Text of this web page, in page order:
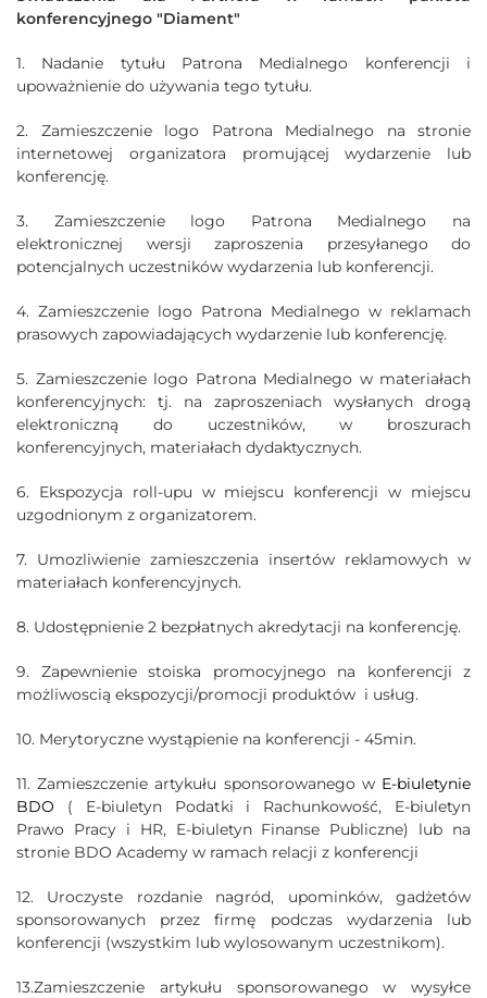
konferencyjnego "Diament"
1. Nadanie tytułu Patrona Medialnego konferencji i
upoważnienie do używania tego tytułu.
2. Zamieszczenie logo Patrona Medialnego na stronie
internetowej organizatora promującej wydarzenie lub
konferencję.
3. Zamieszczenie logo Patrona Medialnego na
elektronicznej wersji zaproszenia przesyłanego do
potencjalnych uczestników wydarzenia lub konferencji.
4. Zamieszczenie logo Patrona Medialnego w reklamach
prasowych zapowiadających wydarzenie lub konferencję.
5. Zamieszczenie logo Patrona Medialnego w materiałach
konferencyjnych: tj. na zaproszeniach wysłanych drogą
elektroniczną do uczestników, w broszurach
konferencyjnych, materiałach dydaktycznych.
6. Ekspozycja roll-upu w miejscu konferencji w miejscu
uzgodnionym z organizatorem.
7. Umozliwienie zamieszczenia insertów reklamowych w
materiałach konferencyjnych.
8. Udostępnienie 2 bezpłatnych akredytacji na konferencję.
9. Zapewnienie stoiska promocyjnego na konferencji z
możliwoscią ekspozycji/promocji produktów i usług.
10. Merytoryczne wystąpienie na konferencji - 45min.
11. Zamieszczenie artykułu sponsorowanego w E-biuletynie
BDO ( E-biuletyn Podatki i Rachunkowość, E-biuletyn
Prawo Pracy i HR, E-biuletyn Finanse Publiczne) lub na
stronie BDO Academy w ramach relacji z konferencji
12. Uroczyste rozdanie nagród, upominków, gadżetów
sponsorowanych przez firmę podczas wydarzenia lub
konferencji (wszystkim lub wylosowanym uczestnikom).
13.Zamieszczenie artykułu sponsorowanego w wysyłce